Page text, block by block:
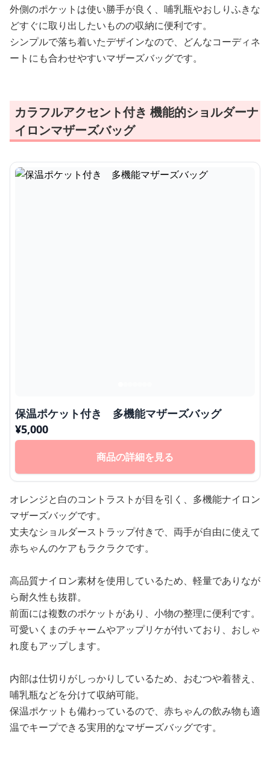
外側のポケットは使い勝手が良く、哺乳瓶やおしりふきな
どすぐに取り出したいものの収納に便利です。
シンプルで落ち着いたデザインなので、どんなコーディネ
ートにも合わせやすいマザーズバッグです。
カラフルアクセント付き 機能的ショルダーナ
イロンマザーズバッグ
保温ポケット付き 多機能マザーズバッグ
¥5,000
商品の詳細を見る
オレンジと白のコントラストが目を引く、多機能ナイロン
マザーズバッグです。
丈夫なショルダーストラップ付きで、両手が自由に使えて
赤ちゃんのケアもラクラクです。
高品質ナイロン素材を使用しているため、軽量でありなが
ら耐久性も抜群。
前面には複数のポケットがあり、小物の整理に便利です。
可愛いくまのチャームやアップリケが付いており、おしゃ
れ度もアップします。
内部は仕切りがしっかりしているため、おむつや着替え、
哺乳瓶などを分けて収納可能。
保温ポケットも備わっているので、赤ちゃんの飲み物も適
温でキープできる実用的なマザーズバッグです。